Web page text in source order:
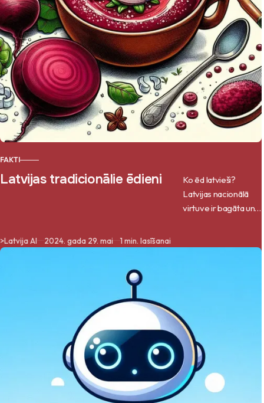
FAKTI
Latvijas tradicionālie ēdieni
Ko ēd latvieši?
Latvijas nacionālā
virtuve ir bagāta un
gaitā, balstoties uz
>Latvija AI 2024. gada 29. mai 1 min. lasīšanai